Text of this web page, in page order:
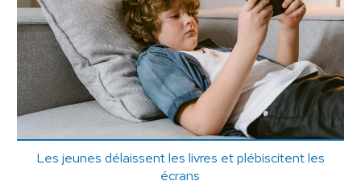
Les jeunes délaissent les livres et plébiscitent les
écrans